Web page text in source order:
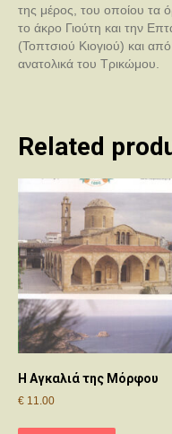
της μέρος, του οποίου τα
το άκρο Γιούτη και την
(Τοπτσιού Κιογιού) και
ανατολικά του Τρικώμου.
Related
Η Αγκαλιά της Μόρφου
€ 11.00